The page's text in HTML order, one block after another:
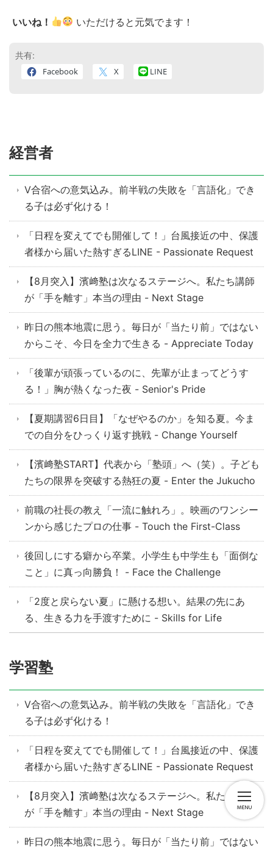
いいね！ いただけると元気でます！
共有:
Facebook X LINE
経営者
V合宿への意気込み。前半戦の失敗を「言語化」でき
る子は必ず化ける！
「日程を変えてでも開催して！」台風接近の中、保護
者様から届いた熱すぎるLINE - Passionate Request
【8月突入】濱﨑塾は次なるステージへ。私たち講師
が「手を離す」本当の理由 - Next Stage
昨日の熊本地震に思う。毎日が「当たり前」ではない
からこそ、今日を全力で生きる - Appreciate Today
「後輩が頑張っているのに、先輩が止まってどうす
る！」胸が熱くなった夜 - Senior's Pride
【夏期講習6日目】「なぜやるのか」を知る夏。今ま
での自分をひっくり返す挑戦 - Change Yourself
【濱﨑塾START】代表から「塾頭」へ（笑）。子ども
たちの限界を突破する熱狂の夏 - Enter the Jukucho
前職の社長の教え「一流に触れろ」。映画のワンシー
ンから感じたプロの仕事 - Touch the First-Class
後回しにする癖から卒業。小学生も中学生も「面倒な
こと」に真っ向勝負！ - Face the Challenge
「2度と戻らない夏」に懸ける想い。結果の先にあ
る、生きる力を手渡すために - Skills for Life
学習塾
V合宿への意気込み。前半戦の失敗を「言語化」でき
る子は必ず化ける！
「日程を変えてでも開催して！」台風接近の中、保護
者様から届いた熱すぎるLINE - Passionate Request
【8月突入】濱﨑塾は次なるステージへ。私たち講師
が「手を離す」本当の理由 - Next Stage
昨日の熊本地震に思う。毎日が「当たり前」ではない